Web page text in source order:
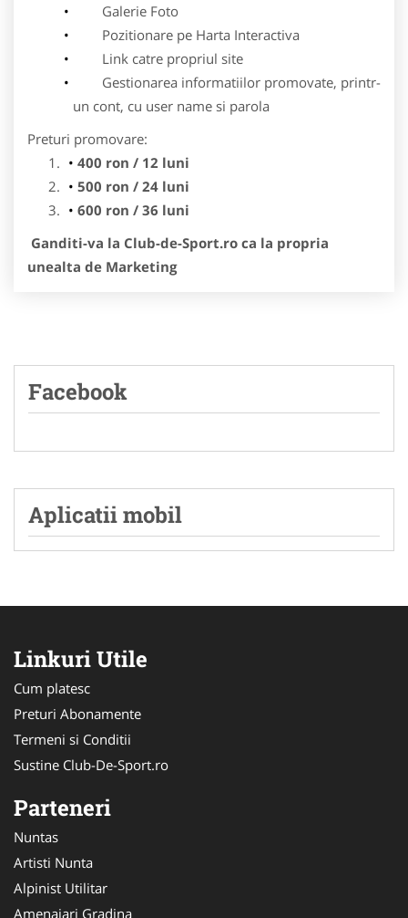
Galerie Foto
Pozitionare pe Harta Interactiva
Link catre propriul site
Gestionarea informatiilor promovate, printr-
un cont, cu user name si parola
Preturi promovare:
400 ron / 12 luni
500 ron / 24 luni
600 ron / 36 luni
Ganditi-va la Club-de-Sport.ro ca la propria
unealta de Marketing
Facebook
Aplicatii mobil
Linkuri Utile
Cum platesc
Preturi Abonamente
Termeni si Conditii
Sustine Club-De-Sport.ro
Parteneri
Nuntas
Artisti Nunta
Alpinist Utilitar
Amenajari Gradina